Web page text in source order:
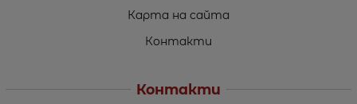
Карта на сайта
Контакти
Контакти